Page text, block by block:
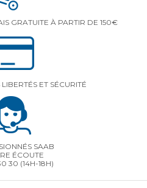
GRATUITE À PARTIR DE 150€
ET SÉCURITÉ
SAAB
ÉCOUTE
30 (14H-18H)